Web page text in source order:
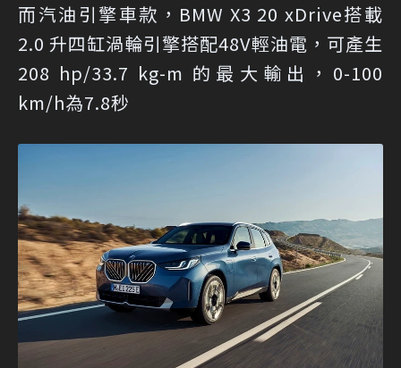
而汽油引擎車款，BMW X3 20 xDrive搭載
2.0 升四缸渦輪引擎搭配48V輕油電，可產生
208 hp/33.7 kg-m 的最大輸出，0-100
km/h為7.8秒